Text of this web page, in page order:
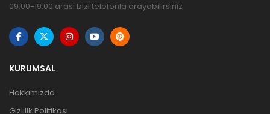
09.00-19.00 arası bizi telefonla arayabilirsiniz
KURUMSAL
Hakkımızda
Gizlilik Politikası